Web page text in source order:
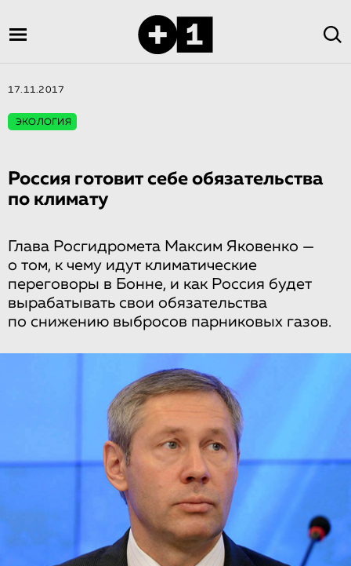
17.11.2017
ЭКОЛОГИЯ
Россия готовит себе обязательства
по климату
Глава Росгидромета Максим Яковенко —
о том, к чему идут климатические
переговоры в Бонне, и как Россия будет
вырабатывать свои обязательства
по снижению выбросов парниковых газов.